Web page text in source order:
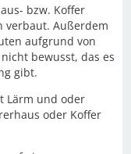
bzw. Koffer
verbaut. Außerdem
aufgrund von
bewusst, das es
gibt.
Lärm und oder
oder Koffer